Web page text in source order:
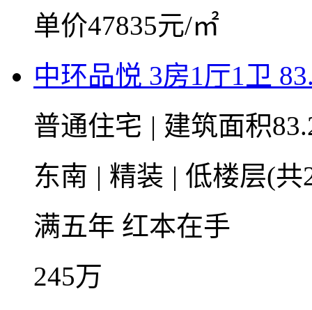
单价47835元/㎡
中环品悦 3房1厅1卫
普通住宅 | 建筑面积
东南 | 精装 | 低楼层(
满五年 红本在手
245万